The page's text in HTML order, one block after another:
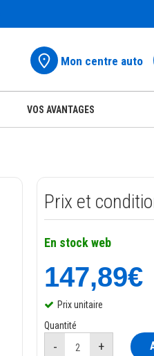
Mon centre auto
VOS AVANTAGES
Prix et
En stock web
147,89€
Prix unitaire
Quantité